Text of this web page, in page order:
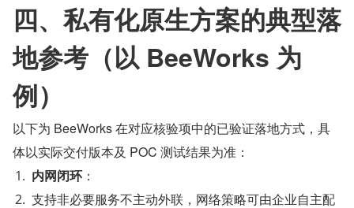
四、私有化原生方案的典型落
地参考（以 BeeWorks 为
例）
以下为 BeeWorks 在对应核验项中的已验证落地方式，具
体以实际交付版本及 POC 测试结果为准：
内网闭环：
支持非必要服务不主动外联，网络策略可由企业自主配